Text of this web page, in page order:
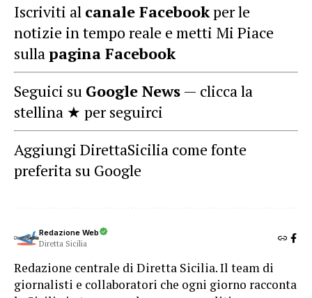
Iscriviti al canale Facebookper le
notizie in tempo reale e metti Mi Piace
sullapagina Facebook
Seguici su Google News — clicca la
stellina ★ per seguirci
Aggiungi DirettaSicilia come fonte
preferita su Google
Redazione Web
Diretta Sicilia
Redazione centrale di Diretta Sicilia. Il team di
giornalisti e collaboratori che ogni giorno racconta